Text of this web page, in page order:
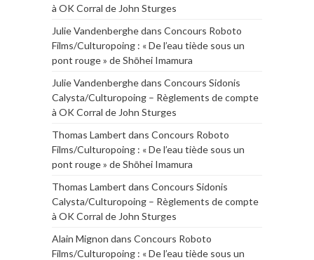
à OK Corral de John Sturges
Julie Vandenberghedans Concours Roboto
Films/Culturopoing : « De l’eau tiède sous un
pont rouge » de Shōhei Imamura
Julie Vandenberghedans Concours Sidonis
Calysta/Culturopoing – Règlements de compte
à OK Corral de John Sturges
Thomas Lambert dans Concours Roboto
Films/Culturopoing : « De l’eau tiède sous un
pont rouge » de Shōhei Imamura
Thomas Lambert dans Concours Sidonis
Calysta/Culturopoing – Règlements de compte
à OK Corral de John Sturges
Alain Mignon dans Concours Roboto
Films/Culturopoing : « De l’eau tiède sous un